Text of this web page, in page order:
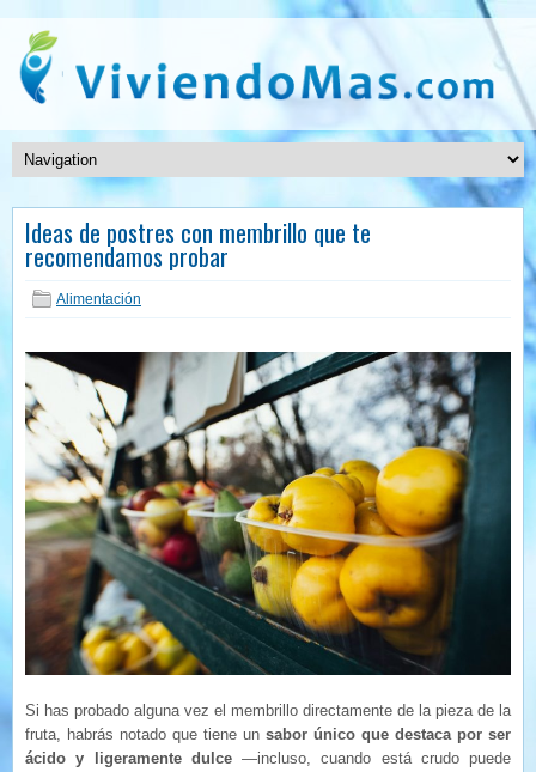
Ideas de postres con membrillo que te
recomendamos probar
Alimentación
Si has probado alguna vez el membrillo directamente de la pieza de la
fruta, habrás notado que tiene un sabor único que destaca por ser
ácido y ligeramente dulce—incluso, cuando está crudo puede